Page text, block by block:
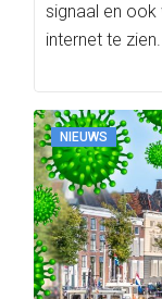
signaal en ook
internet te zien.
NIEUWS